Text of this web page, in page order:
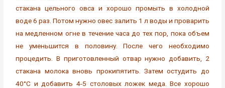
стакана цельного овса и хорошо промыть в холодной
воде 6 раз. Потом нужно овес залить 1 л воды и проварить
на медленном огне в течение часа до тех пор, пока объем
не уменьшится в половину. После чего необходимо
процедить. В приготовленный отвар нужно добавить, 2
стакана молока вновь прокипятить. Затем остудить до
40°С и добавить 4-5 столовых ложек меда. Все хорошо